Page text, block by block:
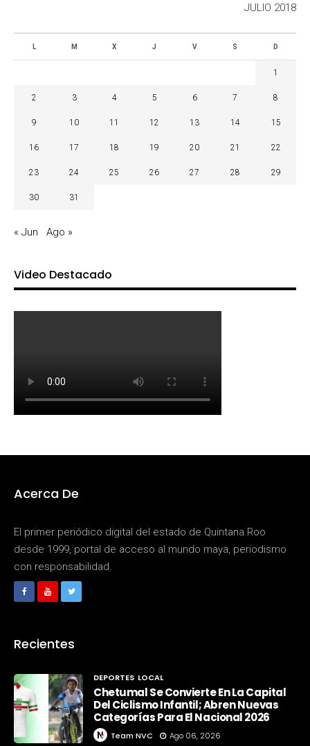
JULIO 2018
L M X J V S D
1
2 3 4 5 6 7 8
9 10 11 12 13 14 15
16 17 18 19 20 21 22
23 24 25 26 27 28 29
30 31
« Jun Ago »
Video Destacado
Acerca De
El primer periódico digital del estado de Quintana Roo
desde 1999, portal de acceso al mundo maya, periodismo
con responsabilidad.
Recientes
DEPORTES LOCAL
Chetumal Se Convierte En La Capital
Del Ciclismo Infantil; Abren Nuevas
Categorías Para El Nacional 2026
Team NVC Ago 06, 2026